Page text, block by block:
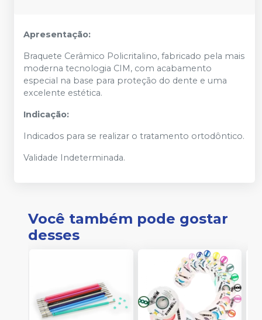
Apresentação:
Braquete Cerâmico Policritalino, fabricado pela mais
moderna tecnologia CIM, com acabamento
especial na base para proteção do dente e uma
excelente estética.
Indicação:
Indicados para se realizar o tratamento ortodôntico.
Validade Indeterminada.
Você também pode gostar
desses